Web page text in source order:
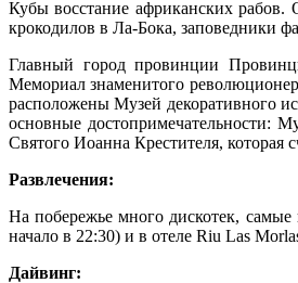
Кубы восстание африканских рабов.
крокодилов в Ла-Бока, заповедники
Главный город провинции
Мемориал знаменитого
расположены Музей декоративного
основные достопримечательности:
Святого Иоанна Крестителя, которая
Развлечения:
На побережье много дискотек,
начало в 22:30) и в отеле Riu Las
Дайвинг: